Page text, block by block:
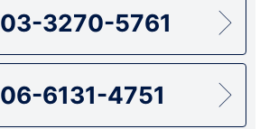
03-3270-5761
06-6131-4751